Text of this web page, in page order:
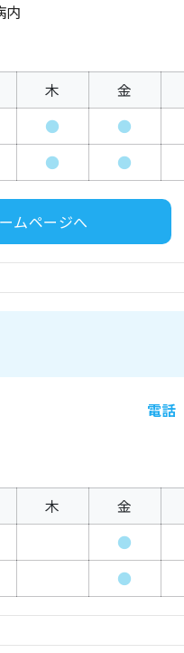
内
木 金
● ●
● ●
ムページへ
電話
木 金
●
●